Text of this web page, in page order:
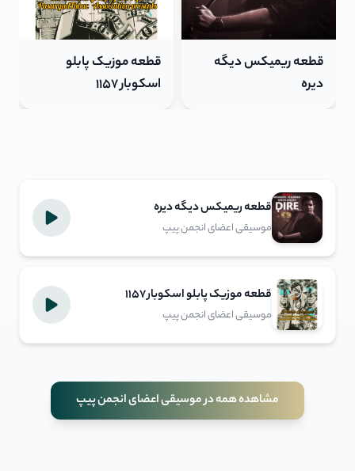
قطعه موزیک پابلو
اسکوبار 1157
قطعه ریمیکس دیگه
دیره
قطعه ریمیکس دیگه دیره
موسیقی اعضای انجمن پیپ
قطعه موزیک پابلو اسکوبار 1157
موسیقی اعضای انجمن پیپ
مشاهده همه در موسیقی اعضای انجمن پیپ